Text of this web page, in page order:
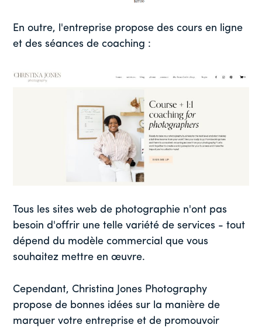
En outre, l'entreprise propose des cours en ligne
et des séances de coaching :
Tous les sites web de photographie n'ont pas
besoin d'offrir une telle variété de services - tout
dépend du modèle commercial que vous
souhaitez mettre en œuvre.
Cependant, Christina Jones Photography
propose de bonnes idées sur la manière de
marquer votre entreprise et de promouvoir